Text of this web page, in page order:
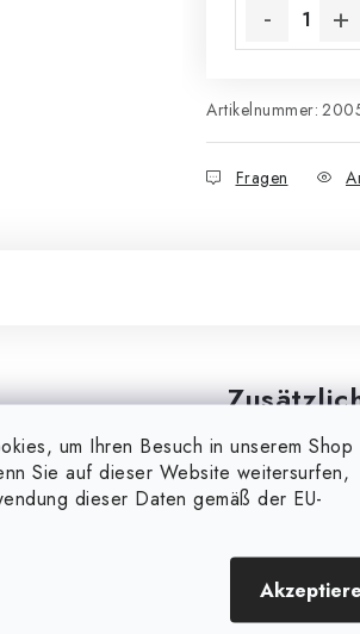
um Ihren Besuch in unserem Shop
Sie auf dieser Website weitersurfen,
dieser Daten gemäß der EU-
Artikelnummer:
Fragen
Markieren
Gewicht